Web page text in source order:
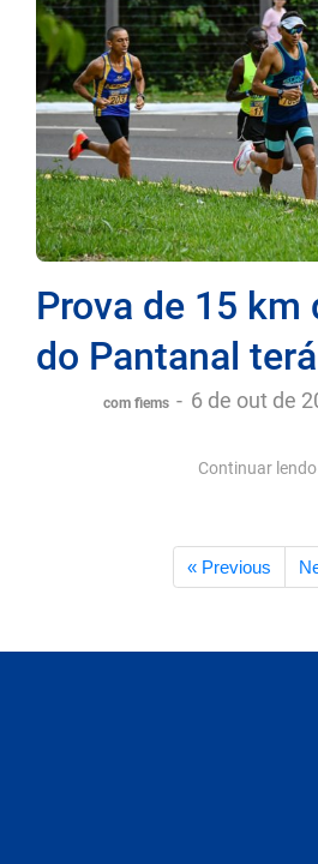
Prova de 15 km
do Pantanal
com fiems - 6 de out de
Continuar lendo
« Previous